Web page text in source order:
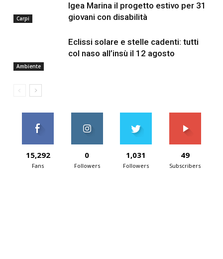
Carpi
Igea Marina il progetto estivo per 31
giovani con disabilità
Ambiente
Eclissi solare e stelle cadenti: tutti
col naso all’insù il 12 agosto
15,292
Fans
0
Followers
1,031
Followers
49
Subscribers